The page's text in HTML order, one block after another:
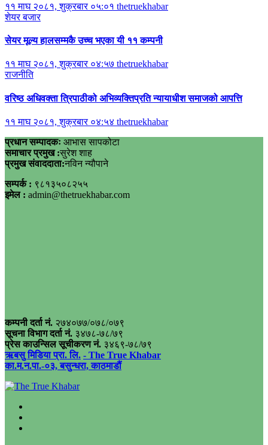
११ माघ २०८१, शुक्रबार ०५:०१ thetruekhabar
शेयर बजार
सेयर मूल्य हालसम्मकै उच्च भएका यी ११ कम्पनी
११ माघ २०८१, शुक्रबार ०४:५७ thetruekhabar
राजनीति
वरिष्ठ अधिवक्ता त्रिपाठीको अभिव्यक्तिप्रति न्यायाधीश समाजको आपत्ति
११ माघ २०८१, शुक्रबार ०४:५४ thetruekhabar
प्रधान सम्पादकः आभास सापकोटा
समाचार प्रमुख :सुरेश शाह
प्रमुख संवाददाता:नविन न्यौपाने
सम्पर्क : ९८१३५०८२५५
इमेल : admin@thetruekhabar.com
कम्पनी दर्ता नं. २७४०७७/०७८/०७९
सूचना विभाग दर्ता नं. ३४७८-७८/७९
प्रेस काउन्सिल सूचीकरण नं. ३४६९-७८/७९
ऋबसु मिडिया प्रा. लि. - The True Khabar
का.म.न.पा.-०३, बसुन्धरा, काठमाडौं